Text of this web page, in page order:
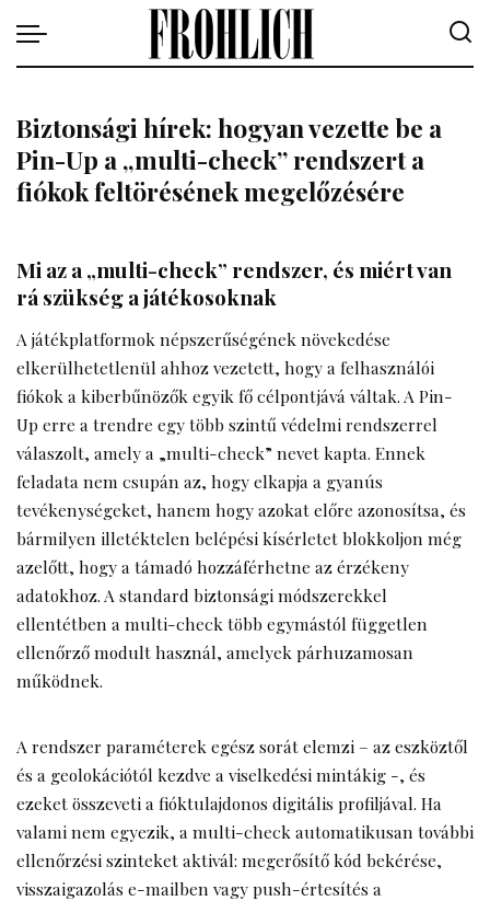
Biztonsági hírek: hogyan vezette be a
Pin-Up a „multi-check” rendszert a
fiókok feltörésének megelőzésére
Mi az a „multi-check” rendszer, és miért van
rá szükség a játékosoknak
A játékplatformok népszerűségének növekedése
elkerülhetetlenül ahhoz vezetett, hogy a felhasználói
fiókok a kiberbűnözők egyik fő célpontjává váltak. A Pin-
Up erre a trendre egy több szintű védelmi rendszerrel
válaszolt, amely a „multi-check” nevet kapta. Ennek
feladata nem csupán az, hogy elkapja a gyanús
tevékenységeket, hanem hogy azokat előre azonosítsa, és
bármilyen illetéktelen belépési kísérletet blokkoljon még
azelőtt, hogy a támadó hozzáférhetne az érzékeny
adatokhoz. A standard biztonsági módszerekkel
ellentétben a multi-check több egymástól független
ellenőrző modult használ, amelyek párhuzamosan
működnek.
A rendszer paraméterek egész sorát elemzi – az eszköztől
és a geolokációtól kezdve a viselkedési mintákig -, és
ezeket összeveti a fióktulajdonos digitális profiljával. Ha
valami nem egyezik, a multi-check automatikusan további
ellenőrzési szinteket aktivál: megerősítő kód bekérése,
visszaigazolás e-mailben vagy push-értesítés a